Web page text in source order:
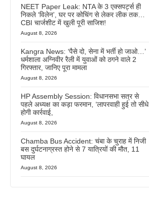
NEET Paper Leak: NTA के 3 एक्सपर्ट्स ही
निकले ‘विलेन’, घर पर कोचिंग से लेकर लीक तक…
CBI चार्जशीट में खुली पूरी साजिश!
August 8, 2026
Kangra News: ‘पैसे दो, सेना में भर्ती हो जाओ…’
धर्मशाला अग्निवीर रैली में युवाओं को ठगने वाले 2
गिरफ्तार, जानिए पूरा मामला
August 8, 2026
HP Assembly Session: विधानसभा सत्र से
पहले अध्यक्ष का कड़ा फरमान, ‘लापरवाही हुई तो सीधे
होगी कार्रवाई,
August 8, 2026
Chamba Bus Accident: चंबा के चुराह में निजी
बस दुर्घटनाग्रस्त होने से 7 यात्रियों की मौत, 11
घायल
August 8, 2026